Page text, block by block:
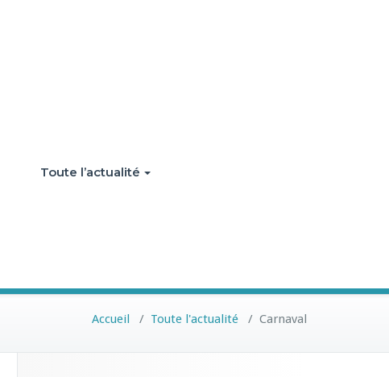
Toute l’actualité
Accueil / Toute l'actualité / Carnaval